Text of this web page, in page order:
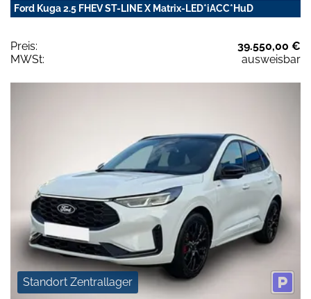
Ford Kuga 2.5 FHEV ST-LINE X Matrix-LED*iACC*HuD
Preis:
39.550,00 €
MWSt:
ausweisbar
Standort Zentrallager